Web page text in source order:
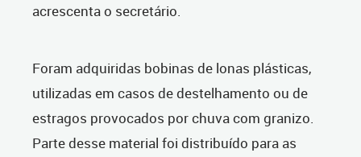
acrescenta o secretário.
Foram adquiridas bobinas de lonas plásticas,
utilizadas em casos de destelhamento ou de
estragos provocados por chuva com granizo.
Parte desse material foi distribuído para as